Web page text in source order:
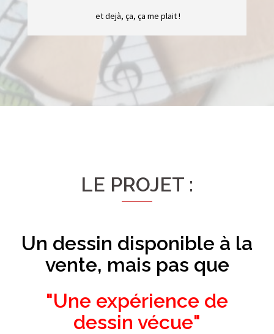
et dejà, ça, ça me plait !
LE PROJET :
Un dessin disponible à la
vente, mais pas que
"Une expérience de
dessin vécue"